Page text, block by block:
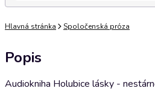
Hlavná stránka Spoločenská próza
Popis
Audiokniha Holubice lásky -